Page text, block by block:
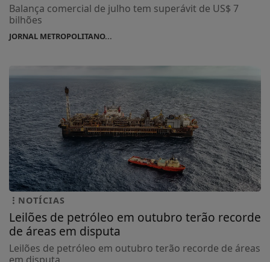
Balança comercial de julho tem superávit de US$ 7
bilhões
JORNAL METROPOLITANO...
NOTÍCIAS
Leilões de petróleo em outubro terão recorde
de áreas em disputa
Leilões de petróleo em outubro terão recorde de áreas